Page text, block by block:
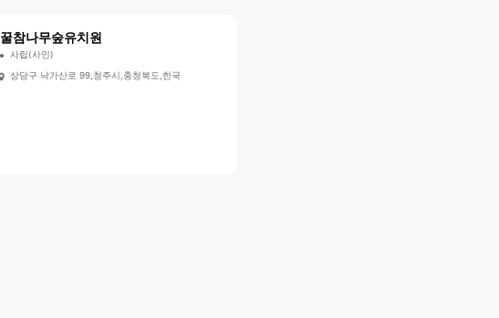
꿀참나무숲유치원
사립(사인)
상당구 낙가산로 99,청주시,충청북도,한국